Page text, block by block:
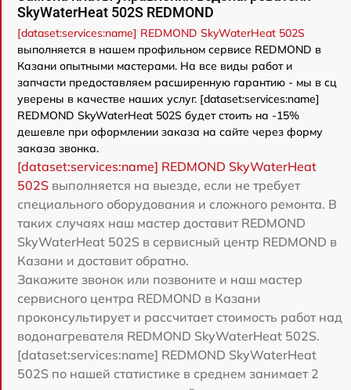
SkyWaterHeat 502S REDMOND
[dataset:services:name] REDMOND SkyWaterHeat 502S
выполняется в нашем профильном сервисе REDMOND в
Казани опытными мастерами. На все виды работ и
запчасти предоставляем расширенную гарантию - мы в сц
уверены в качестве наших услуг. [dataset:services:name]
REDMOND SkyWaterHeat 502S будет стоить на -15%
дешевле при оформлении заказа на сайте через форму
заказа звонка.
[dataset:services:name] REDMOND SkyWaterHeat
502S выполняется на выезде, если не требует
специального оборудования и сложного ремонта. В
таких случаях наш мастер доставит REDMOND
SkyWaterHeat 502S в сервисный центр REDMOND в
Казани и доставит обратно.
Закажите звонок или позвоните и наш мастер
сервисного центра REDMOND в Казани
проконсультирует и рассчитает стоимость работ над
водонагревателя REDMOND SkyWaterHeat 502S.
[dataset:services:name] REDMOND SkyWaterHeat
502S по нашей статистике в среднем занимает 2